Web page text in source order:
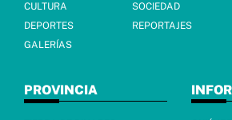
CULTURA
SOCIEDAD
DEPORTES
REPORTAJES
GALERÍAS
PROVINCIA